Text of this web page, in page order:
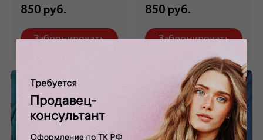
850 руб.
Забронировать
850 руб.
Забронировать